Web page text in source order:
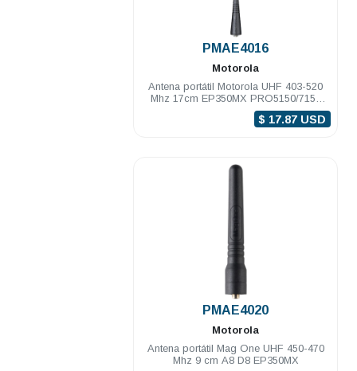
PMAE4016
Motorola
Antena portátil Motorola UHF 403-520
Mhz 17cm EP350MX PRO5150/7150
DEP250 DEP450
$ 17.87 USD
PMAE4020
Motorola
Antena portátil Mag One UHF 450-470
Mhz 9 cm A8 D8 EP350MX